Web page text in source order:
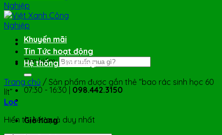
Tìm kiếm:
07:30 - 16:30 | 098.442.3150
Giỏ hàng
Khuyến mãi
Tin Tức hoạt động
Hệ thống cửa hàng
Trang chủ / Sản phẩm được gắn thẻ “bao rác sinh học 60
lít”
Lọc
Hiển thị kết quả duy nhất